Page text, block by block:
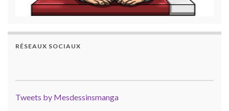
RÉSEAUX SOCIAUX
Tweets by Mesdessinsmanga